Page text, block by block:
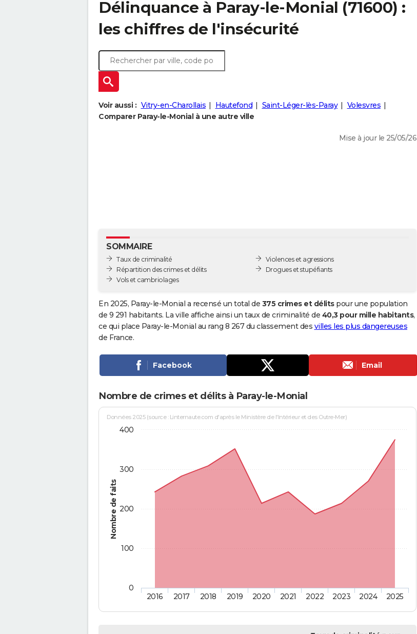
Délinquance à Paray-le-Monial (71600) :
les chiffres de l'insécurité
Voir aussi : Vitry-en-Charollais Hautefond Saint-Léger-lès-Paray
Volesvres
Comparer Paray-le-Monial à une autre ville
Mise à jour le 25/05/26
SOMMAIRE
Taux de criminalité
Répartition des crimes et délits
Vols et cambriolages
Violences et agressions
Drogues et stupéfiants
En 2025, Paray-le-Monial a recensé un total de 375 crimes et délitspour une population
de 9 291 habitants. La ville affiche ainsi un taux de criminalité de 40,3 pour mille habitants,
ce qui place Paray-le-Monial au rang 8 267 du classement des villes les plus dangereuses
de France.
Facebook Email
Nombre de crimes et délits à Paray-le-Monial
Nombre de faits
Données 2025 (source : Linternaute.com d'après le Ministère de l'Intérieur et des Outre-Mer)
2016 2017 2018 2019 2020 2021 2022 2023 2024 2025
0
100
200
300
400